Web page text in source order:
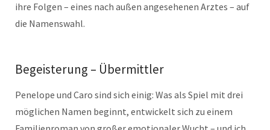
ihre Folgen – eines nach außen angesehenen Arztes – auf
die Namenswahl.
Begeisterung – Übermittler
Penelope und Caro sind sich einig: Was als Spiel mit drei
möglichen Namen beginnt, entwickelt sich zu einem